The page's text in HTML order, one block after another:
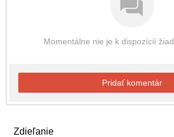
Zdieľanie
Momentálne nie je k dispozícií
Pridať komentár